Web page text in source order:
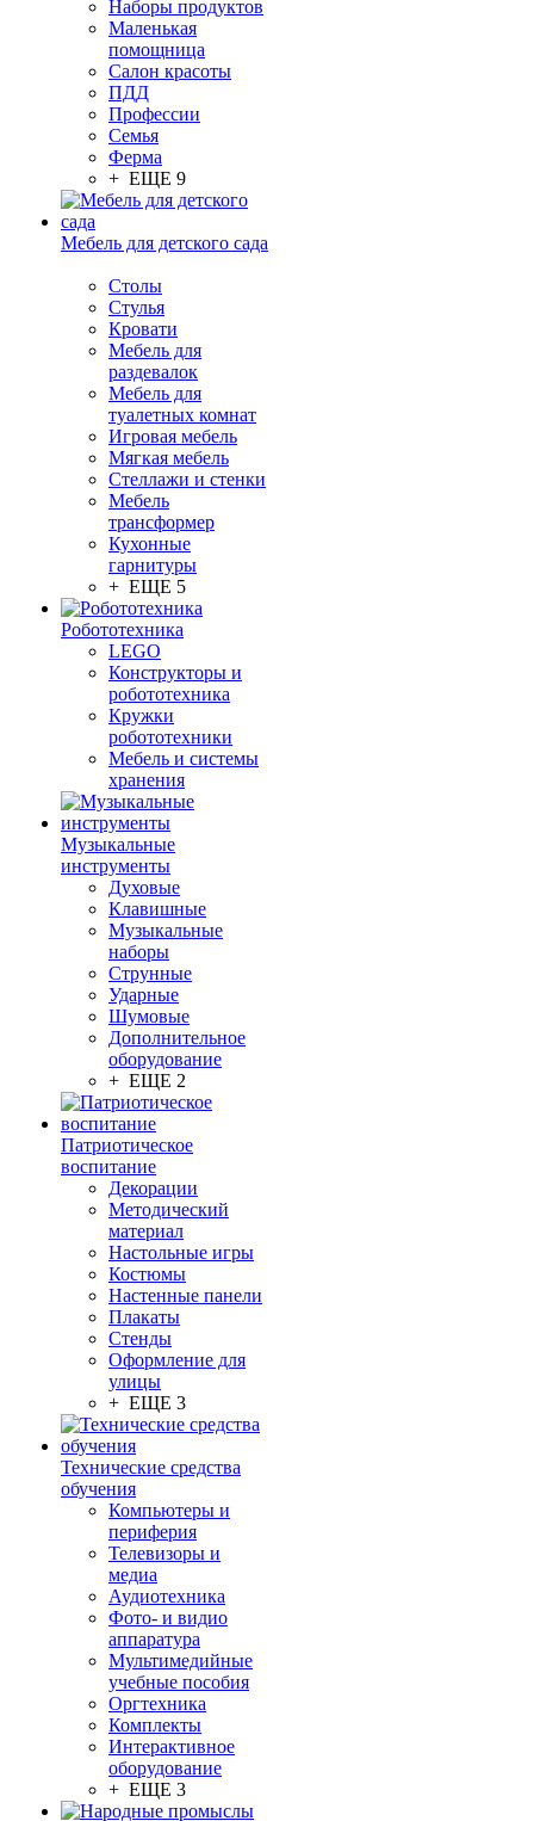
Наборы продуктов
Маленькая
помощница
Салон красоты
ПДД
Профессии
Семья
Ферма
+ ЕЩЕ 9
Мебель для детского сада
Столы
Cтулья
Кровати
Мебель для
раздевалок
Мебель для
туалетных комнат
Игровая мебель
Мягкая мебель
Стеллажи и стенки
Мебель
трансформер
Кухонные
гарнитуры
+ ЕЩЕ 5
Робототехника
LEGO
Конструкторы и
робототехника
Кружки
робототехники
Мебель и системы
хранения
Музыкальные
инструменты
Духовые
Клавишные
Музыкальные
наборы
Струнные
Ударные
Шумовые
Дополнительное
оборудование
+ ЕЩЕ 2
Патриотическое
воспитание
Декорации
Методический
материал
Настольные игры
Костюмы
Настенные панели
Плакаты
Стенды
Оформление для
улицы
+ ЕЩЕ 3
Технические средства
обучения
Компьютеры и
периферия
Телевизоры и
медиа
Аудиотехника
Фото- и видио
аппаратура
Мультимедийные
учебные пособия
Оргтехника
Комплекты
Интерактивное
оборудование
+ ЕЩЕ 3